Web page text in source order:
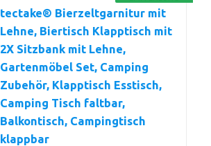
tectake® Bierzeltgarnitur mit
Lehne, Biertisch Klapptisch mit
2X Sitzbank mit Lehne,
Gartenmöbel Set, Camping
Zubehör, Klapptisch Esstisch,
Camping Tisch faltbar,
Balkontisch, Campingtisch
klappbar